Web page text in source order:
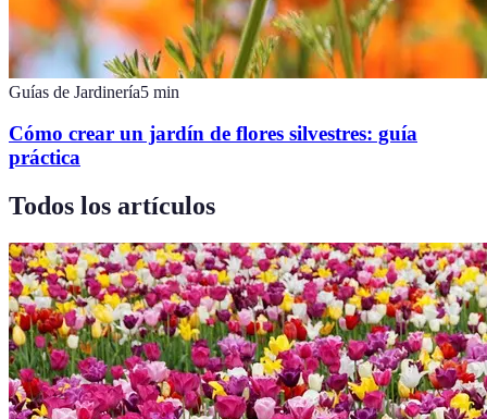
Guías de Jardinería5 min
Cómo crear un jardín de flores silvestres: guía
práctica
Todos los artículos